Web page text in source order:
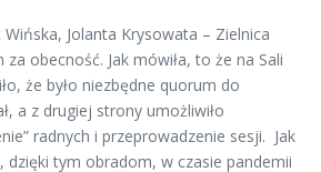
Jolanta Krysowata – Zielnica
obecność. Jak mówiła, to że na Sali
że było niezbędne quorum do
a z drugiej strony umożliwiło
radnych i przeprowadzenie sesji. Jak
dzięki tym obradom, w czasie pandemii